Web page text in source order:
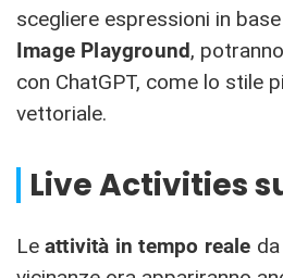
scegliere espressioni in
Image Playground,
con ChatGPT, come lo stile
vettoriale.
Live Activities
Le attività in tempo reale